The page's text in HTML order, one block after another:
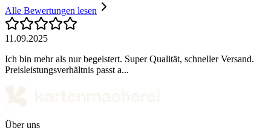
Alle Bewertungen lesen
11.09.2025
Ich bin mehr als nur begeistert. Super Qualität, schneller Versand.
Preisleistungsverhältnis passt a...
Über uns